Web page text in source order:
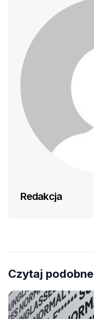
Redakcja
Czytaj podobne